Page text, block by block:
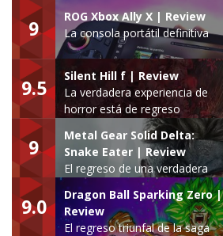
9
ROG Xbox Ally X | Review
La consola portátil definitiva
9.5
Silent Hill f | Review
La verdadera experiencia de
horror está de regreso
9
Metal Gear Solid Delta:
Snake Eater | Review
El regreso de una verdadera
leyenda
9.0
Dragon Ball Sparking Zero |
Review
El regreso triunfal de la saga